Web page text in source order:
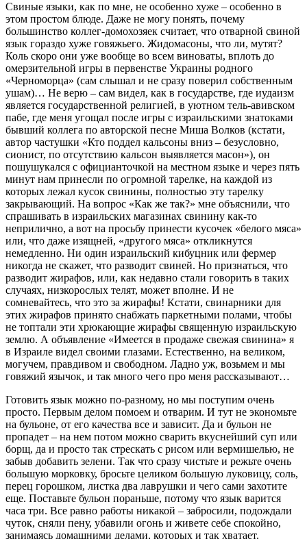
Свиные языки, как по мне, не особенно хуже – особенно в
этом простом блюде. Даже не могу понять, почему
большинство коллег-домохозяек считает, что отварной свиной
язык гораздо хуже говяжьего. Жидомасоны, что ли, мутят?
Коль скоро они уже вообще во всем виноваты, вплоть до
омерзительной игры в первенстве Украины родного
«Черноморца» (сам слышал и не сразу поверил собственным
ушам)… Не верю – сам видел, как в государстве, где иудаизм
является государственной религией, в уютном тель-авивском
пабе, где меня угощал после игры с израильскими знатоками
бывший коллега по авторской песне Миша Волков (кстати,
автор частушки «Кто поддел кальсоны вниз – безусловно,
сионист, по отсутствию кальсон выявляется масон»), он
пошушукался с официанточкой на местном языке и через пять
минут нам принесли по огромной тарелке, на каждой из
которых лежал кусок свинины, полностью эту тарелку
закрывающий. На вопрос «Как же так?» мне объяснили, что
спрашивать в израильских магазинах свинину как-то
неприлично, а вот на просьбу принести кусочек «белого мяса»
или, что даже изящней, «другого мяса» откликнутся
немедленно. Ни один израильский кибуцник или фермер
никогда не скажет, что разводит свиней. Но признаться, что
разводит жирафов, или, как недавно стали говорить в таких
случаях, низкорослых телят, может вполне. И не
сомневайтесь, что это за жирафы! Кстати, свинарники для
этих жирафов принято снабжать паркетными полами, чтобы
не топтали эти хрюкающие жирафы священную израильскую
землю. А объявление «Имеется в продаже свежая свинина» я
в Израиле видел своими глазами. Естественно, на великом,
могучем, правдивом и свободном. Ладно уж, возьмем и мы
говяжий язычок, и так много чего про меня рассказывают…
Готовить язык можно по-разному, но мы поступим очень
просто. Первым делом помоем и отварим. И тут не экономьте
на бульоне, от его качества все и зависит. Да и бульон не
пропадет – на нем потом можно сварить вкуснейший суп или
борщ, да и просто так стрескать с рисом или вермишелью, не
забыв добавить зелени. Так что сразу чистьте и режьте очень
большую морковку, бросьте целиком большую луковицу, соль,
перец горошком, листка два лаврушки и чего сами захотите
еще. Поставьте бульон пораньше, потому что язык варится
часа три. Все равно работы никакой – забросили, подождали
чуток, сняли пену, убавили огонь и живете себе спокойно,
занимаясь домашними делами, которых и так хватает.